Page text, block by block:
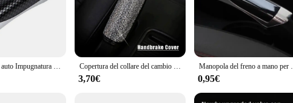
Accessori per auto Impugnatura universale per freno a mano Freno a mano per auto Copertura protettiva in fibra di carbonio Decorazione interna ed elegante Copertura del collare del cambio per auto in cristallo Copertura del freno a mano Copertura della cintura di sicurezza del seggiolino auto Strass bling Accessori interni auto 1PC
3,70€
Manopola del freno a mano per auto
0,95€